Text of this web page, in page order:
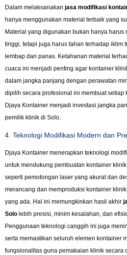
Dalam melaksanakan jasa modifikasi
hanya menggunakan material terbaik yang
Material yang digunakan bukan hanya harus
tinggi, tetapi juga harus tahan terhadap iklim
lembap dan panas. Ketahanan material
cuaca ini menjadi penting agar kontainer
dalam jangka panjang dengan perawatan
dipilih secara profesional ini membuat setiap
Djaya Kontainer menjadi investasi jangka
pemilik klinik di Solo.
4. Teknologi Modifikasi Modern dan
Djaya Kontainer menerapkan teknologi
untuk mendukung pembuatan kontainer
seperti pemotongan laser yang akurat dan
merancang dan memproduksi kontainer
yang ada. Hal ini memungkinkan hasil akhir
Solo lebih presisi, minim kesalahan, dan
Penggunaan teknologi canggih ini juga
serta memastikan seluruh elemen kontainer
fungsionalitas guna pemakaian klinik secara